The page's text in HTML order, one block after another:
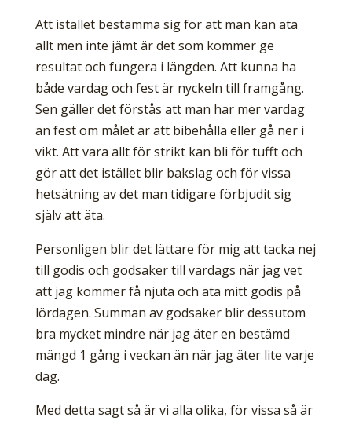
Att istället bestämma sig för att man kan äta
allt men inte jämt är det som kommer ge
resultat och fungera i längden. Att kunna ha
både vardag och fest är nyckeln till framgång.
Sen gäller det förstås att man har mer vardag
än fest om målet är att bibehålla eller gå ner i
vikt. Att vara allt för strikt kan bli för tufft och
gör att det istället blir bakslag och för vissa
hetsätning av det man tidigare förbjudit sig
själv att äta.
Personligen blir det lättare för mig att tacka nej
till godis och godsaker till vardags när jag vet
att jag kommer få njuta och äta mitt godis på
lördagen. Summan av godsaker blir dessutom
bra mycket mindre när jag äter en bestämd
mängd 1 gång i veckan än när jag äter lite varje
dag.
Med detta sagt så är vi alla olika, för vissa så är